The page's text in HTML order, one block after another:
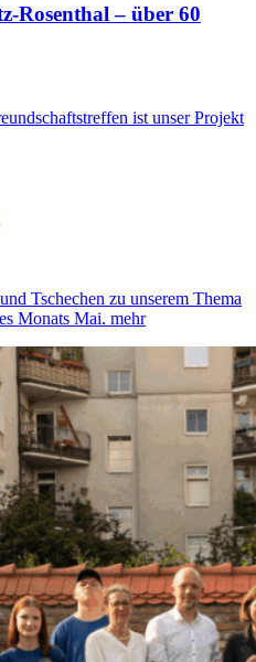
Rosenthal – über 60
ist unser Projekt
Tschechen zu unserem Thema
Monats Mai. mehr